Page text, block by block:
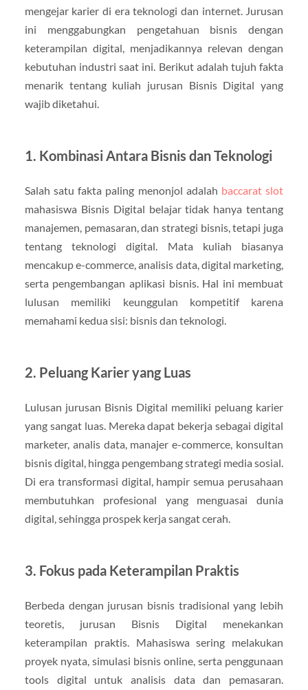
mengejar karier di era teknologi dan internet. Jurusan
ini menggabungkan pengetahuan bisnis dengan
keterampilan digital, menjadikannya relevan dengan
kebutuhan industri saat ini. Berikut adalah tujuh fakta
menarik tentang kuliah jurusan Bisnis Digital yang
wajib diketahui.
1. Kombinasi Antara Bisnis dan Teknologi
Salah satu fakta paling menonjol adalah baccarat slot
mahasiswa Bisnis Digital belajar tidak hanya tentang
manajemen, pemasaran, dan strategi bisnis, tetapi juga
tentang teknologi digital. Mata kuliah biasanya
mencakup e-commerce, analisis data, digital marketing,
serta pengembangan aplikasi bisnis. Hal ini membuat
lulusan memiliki keunggulan kompetitif karena
memahami kedua sisi: bisnis dan teknologi.
2. Peluang Karier yang Luas
Lulusan jurusan Bisnis Digital memiliki peluang karier
yang sangat luas. Mereka dapat bekerja sebagai digital
marketer, analis data, manajer e-commerce, konsultan
bisnis digital, hingga pengembang strategi media sosial.
Di era transformasi digital, hampir semua perusahaan
membutuhkan profesional yang menguasai dunia
digital, sehingga prospek kerja sangat cerah.
3. Fokus pada Keterampilan Praktis
Berbeda dengan jurusan bisnis tradisional yang lebih
teoretis, jurusan Bisnis Digital menekankan
keterampilan praktis. Mahasiswa sering melakukan
proyek nyata, simulasi bisnis online, serta penggunaan
tools digital untuk analisis data dan pemasaran.